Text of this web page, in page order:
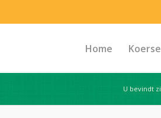
Home
U bevindt